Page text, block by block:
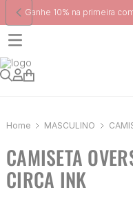
Frete Grátispara região
MASCULINO
CAMISETA
CIRCA INK